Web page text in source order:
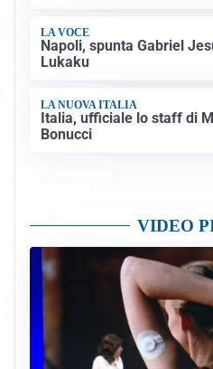
LA VOCE
Napoli, spunta Gabriel
Lukaku
LA NUOVA ITALIA
Italia, ufficiale lo staff di
Bonucci
VIDEO